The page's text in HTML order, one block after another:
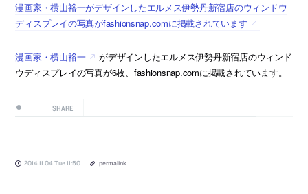
漫画家・横山裕一がデザインしたエルメス伊勢丹新宿店のウィンドウ
ディスプレイの写真がfashionsnap.comに掲載されています
漫画家・横山裕一
がデザインしたエルメス伊勢丹新宿店のウィンド
ウディスプレイの写真が6枚、fashionsnap.comに掲載されています。
SHARE
2014.11.04 Tue 11:50 permalink